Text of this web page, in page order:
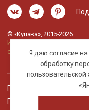
Я даю согласие
обработку
© «Купава», 2015-2026
Информация на сайте не
офертой.
Правовая информация
Политика обработки